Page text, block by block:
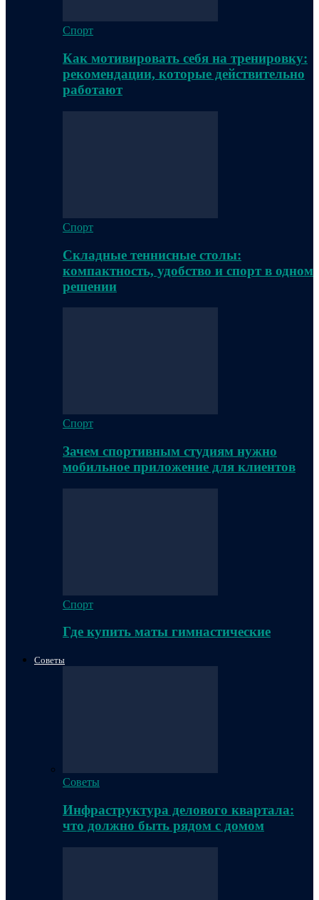
Спорт
Как мотивировать себя на тренировку:
рекомендации, которые действительно
работают
Спорт
Складные теннисные столы:
компактность, удобство и спорт в одном
решении
Спорт
Зачем спортивным студиям нужно
мобильное приложение для клиентов
Спорт
Где купить маты гимнастические
Советы
Советы
Инфраструктура делового квартала:
что должно быть рядом с домом